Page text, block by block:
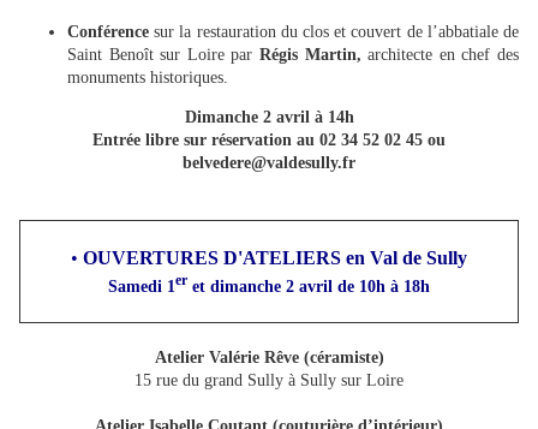
Conférencesur la restauration du clos et couvert de l’abbatiale de
Saint Benoît sur Loire par Régis Martin, architecte en chef des
monuments historiques.
Dimanche 2 avril à 14h
Entrée libre sur réservation au 02 34 52 02 45 ou
belvedere@valdesully.fr
• OUVERTURES D'ATELIERS en Val de Sully
Samedi 1er et dimanche 2 avril de 10h à 18h
Atelier Valérie Rêve (céramiste)
15 rue du grand Sully à Sully sur Loire